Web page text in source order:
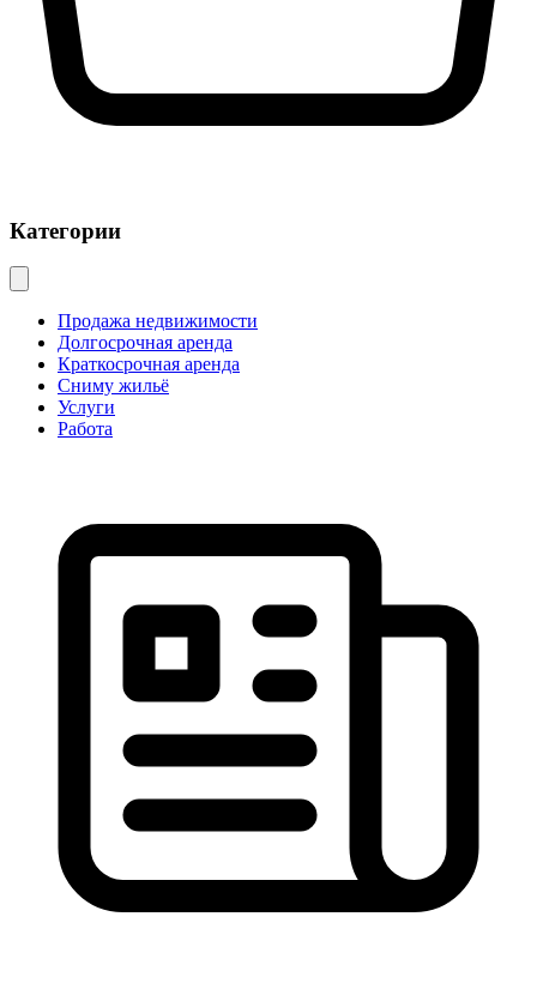
Категории
Продажа недвижимости
Долгосрочная аренда
Краткосрочная аренда
Сниму жильё
Услуги
Работа